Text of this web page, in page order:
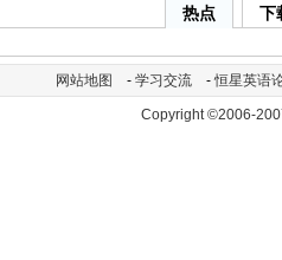
热点 下
网站地图 - 学习交流 -恒星英语
Copyright ©2006-